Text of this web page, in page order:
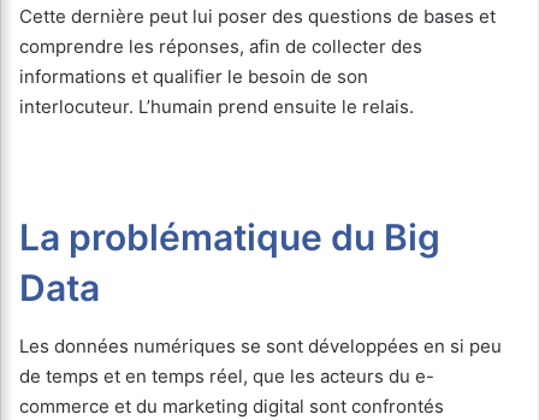
Cette dernière peut lui poser des questions de bases et
comprendre les réponses, afin de collecter des
informations et qualifier le besoin de son
interlocuteur. L’humain prend ensuite le relais.
La problématique du Big
Data
Les données numériques se sont développées en si peu
de temps et en temps réel, que les acteurs du e-
commerce et du marketing digital sont confrontés